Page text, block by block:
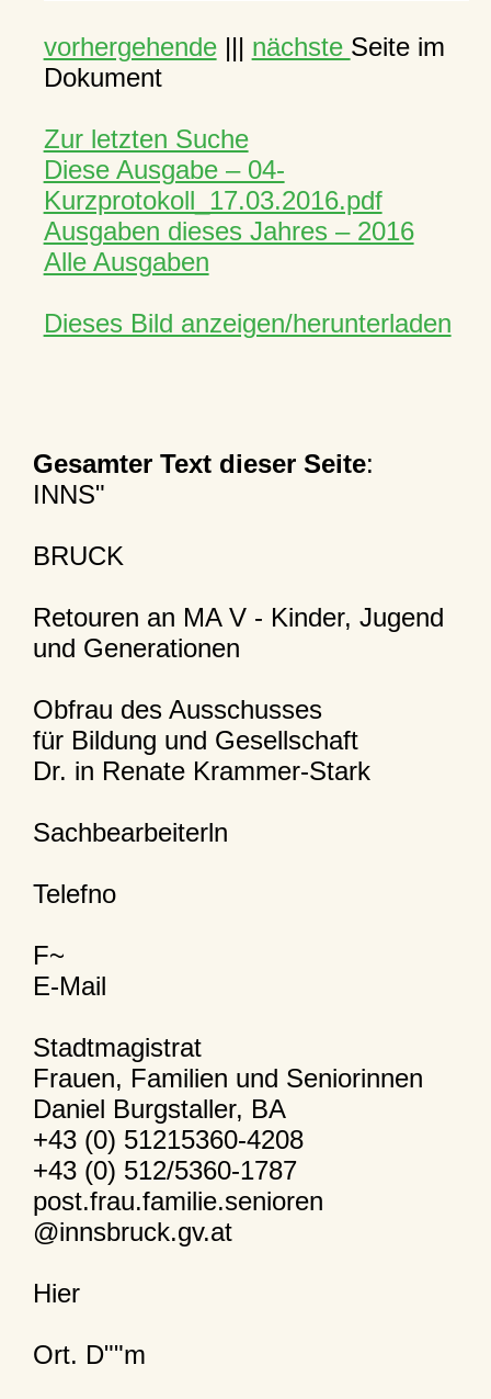
vorhergehende||| nächste Seite im
Dokument
Zur letzten Suche
Diese Ausgabe – 04-
Kurzprotokoll_17.03.2016.pdf
Ausgaben dieses Jahres – 2016
Alle Ausgaben
Dieses Bild anzeigen/herunterladen
Gesamter Text dieser Seite:
INNS"
BRUCK
Retouren an MA V - Kinder, Jugend
und Generationen
Obfrau des Ausschusses
für Bildung und Gesellschaft
Dr. in Renate Krammer-Stark
Sachbearbeiterln
Telefno
F~
E-Mail
Stadtmagistrat
Frauen, Familien und Seniorinnen
Daniel Burgstaller, BA
+43 (0) 51215360-4208
+43 (0) 512/5360-1787
post.frau.familie.senioren
@innsbruck.gv.at
Hier
Ort. D""m